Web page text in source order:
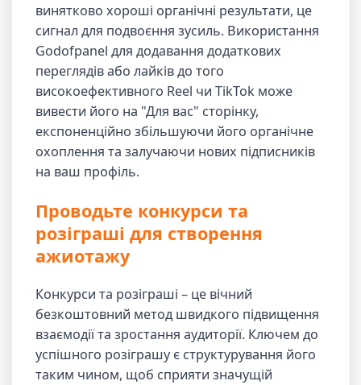
винятково хороші органічні результати, це
сигнал для подвоєння зусиль. Використання
Godofpanel для додавання додаткових
переглядів або лайків до того
високоефективного Reel чи TikTok може
вивести його на "Для вас" сторінку,
експоненційно збільшуючи його органічне
охоплення та залучаючи нових підписників
на ваш профіль.
Проводьте конкурси та
розіграші для створення
ажиотажу
Конкурси та розіграші – це вічний
безкоштовний метод швидкого підвищення
взаємодії та зростання аудиторії. Ключем до
успішного розіграшу є структурування його
таким чином, щоб сприяти значущій